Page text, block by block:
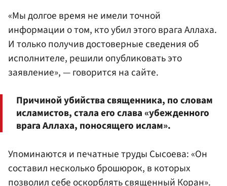
«Мы долгое время не имели точной
информации о том, кто убил этого врага Аллаха.
И только получив достоверные сведения об
исполнителе, решили опубликовать это
заявление», — говорится на сайте.
Причиной убийства священника, по словам
исламистов, стала его слава «убежденного
врага Аллаха, поносящего ислам».
Упоминаются и печатные труды Сысоева: «Он
составил несколько брошюрок, в которых
позволил себе оскорблять священный Коран».